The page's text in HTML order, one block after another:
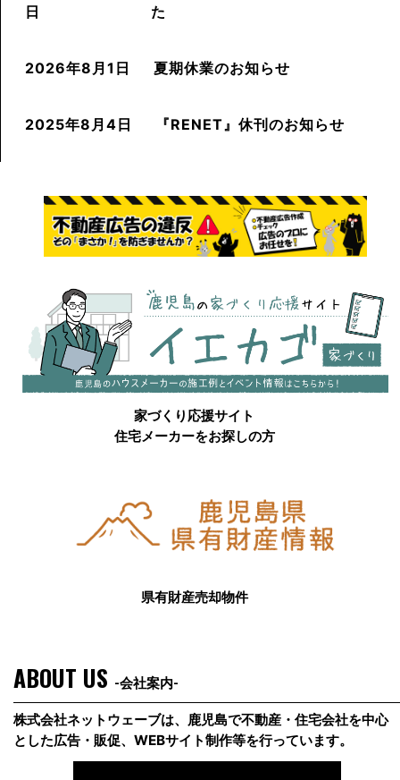
日
た
2026年8月1日 夏期休業のお知らせ
2025年8月4日 『RENET』休刊のお知らせ
家づくり応援サイト
住宅メーカーをお探しの方
県有財産売却物件
ABOUT US -会社案内-
株式会社ネットウェーブは、鹿児島で不動産・住宅会社を中心
とした広告・販促、WEBサイト制作等を行っています。